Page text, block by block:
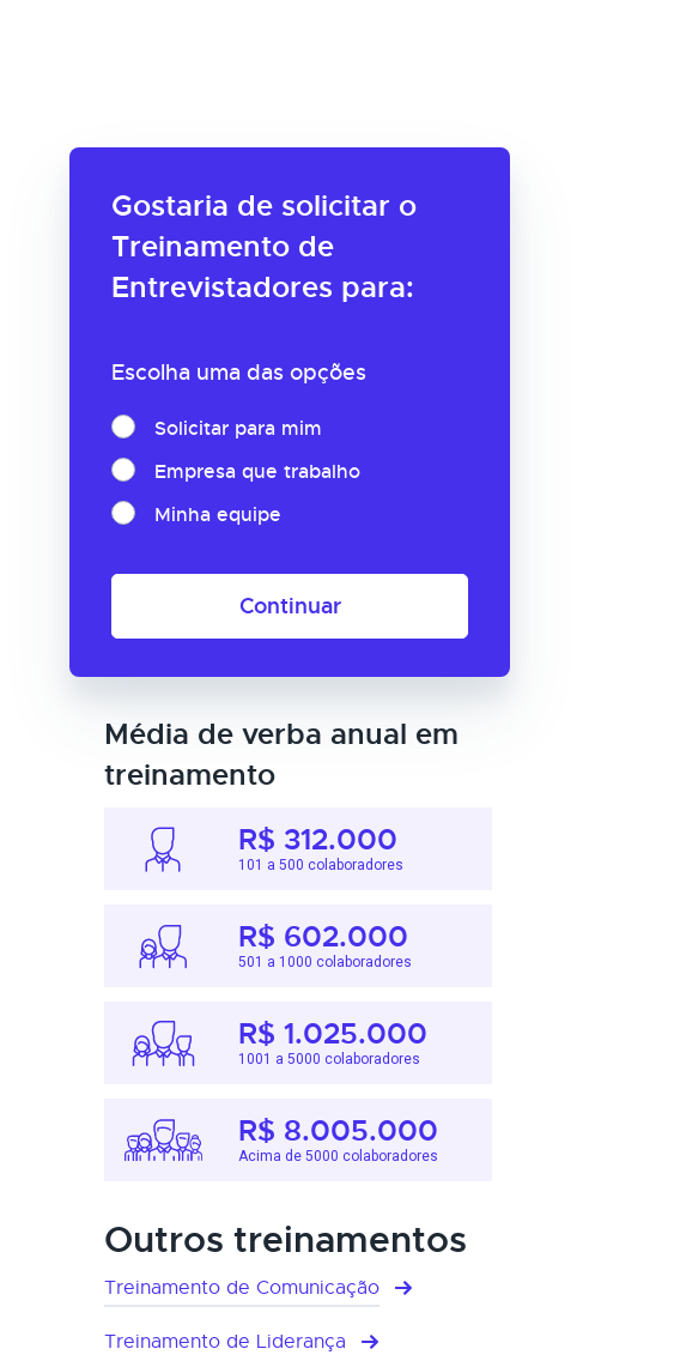
Gostaria de solicitar o
Treinamento de
Entrevistadores para:
Escolha uma das opções
Solicitar para mim
Empresa que trabalho
Minha equipe
Continuar
Média de verba anual em
treinamento
R$ 312.000
101 a 500 colaboradores
R$ 602.000
501 a 1000 colaboradores
R$ 1.025.000
1001 a 5000 colaboradores
R$ 8.005.000
Acima de 5000 colaboradores
Outros treinamentos
Treinamento de Comunicação
Treinamento de Liderança